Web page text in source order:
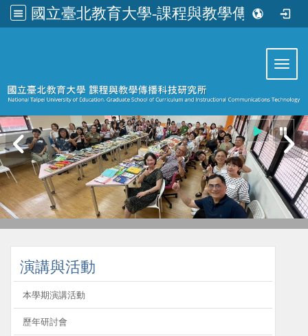
國立臺北教育大學-課程與教學傳播科技研究所
演講與活動
本學期演講活動
歷年研討會